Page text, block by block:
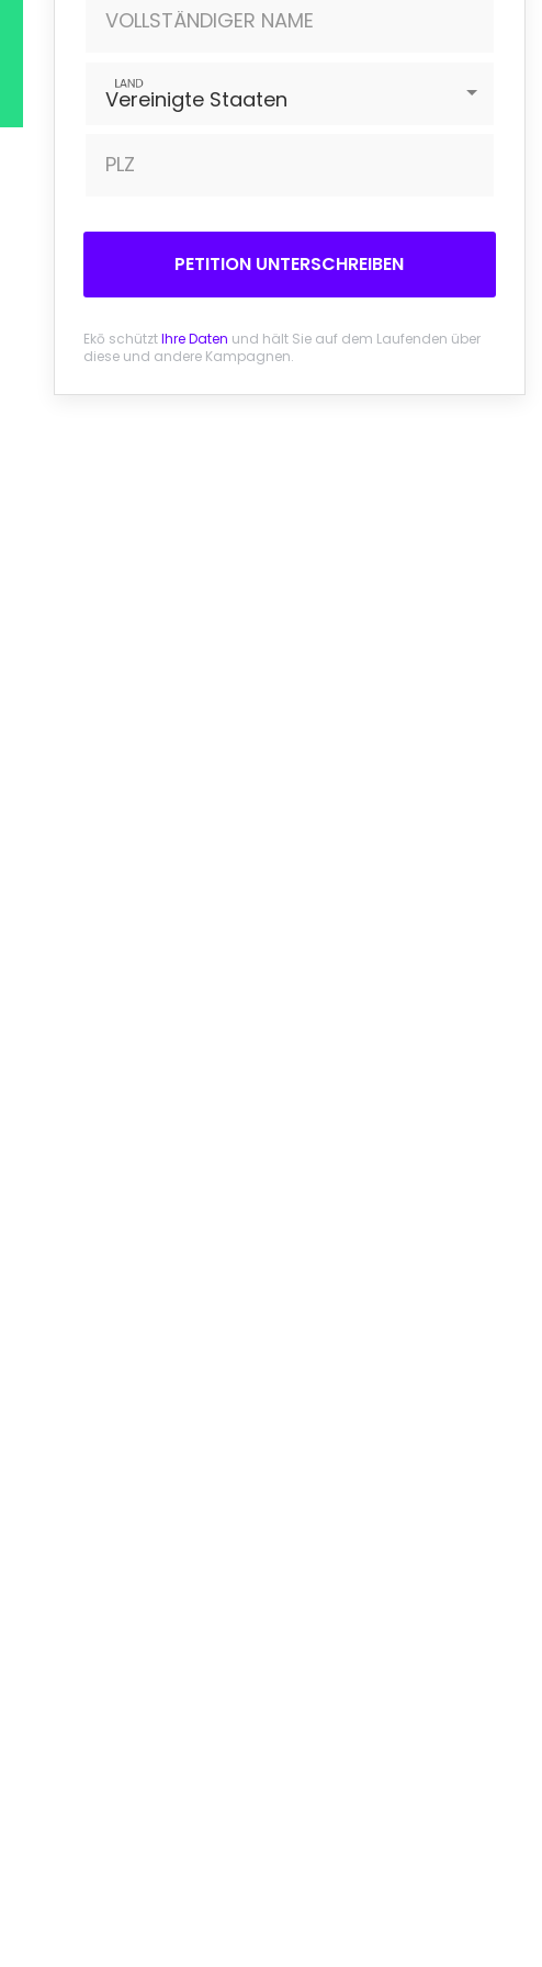
VOLLSTÄNDIGER NAME
LAND
Vereinigte Staaten
PLZ
PETITION UNTERSCHREIBEN
Ekō schütztIhre Daten und hält Sie auf dem Laufenden über
diese und andere Kampagnen.